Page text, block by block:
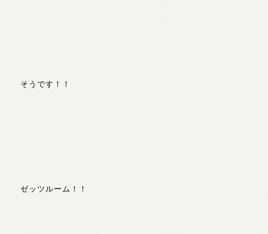
そうです！！
ゼッツルーム！！